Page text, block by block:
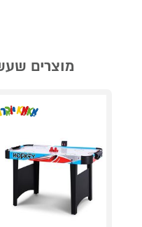
מוצרים